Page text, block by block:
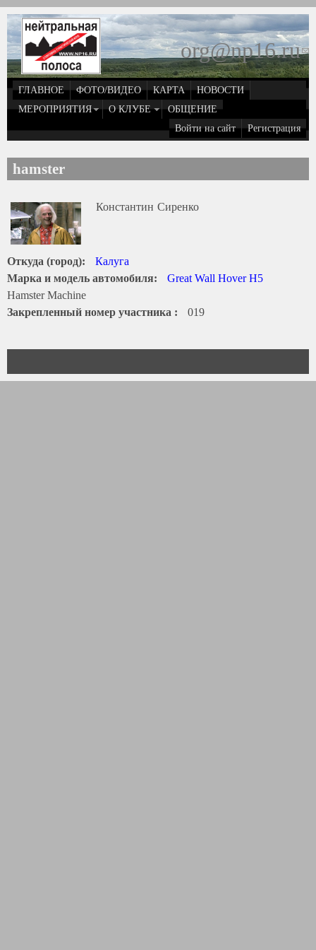
Перейти к основному содержанию
org@np16.ru
ГЛАВНОЕ ФОТО/ВИДЕО КАРТА
НОВОСТИ
МЕРОПРИЯТИЯ
О КЛУБЕ
ОБЩЕНИЕ
Войти на сайт
Регистрация
hamster
Константин Сиренко
Откуда (город):
Калуга
Марка и модель автомобиля:
Great Wall Hover H5
Hamster Machine
Закрепленный номер участника :
019